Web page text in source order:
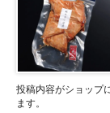
投稿内容がショップ
ます。